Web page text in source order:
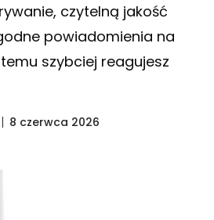
czytelną jakość
powiadomienia na
szybciej reagujesz
8 czerwca 2026